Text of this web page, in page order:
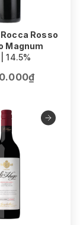
Rosso
Magnum
14.5%